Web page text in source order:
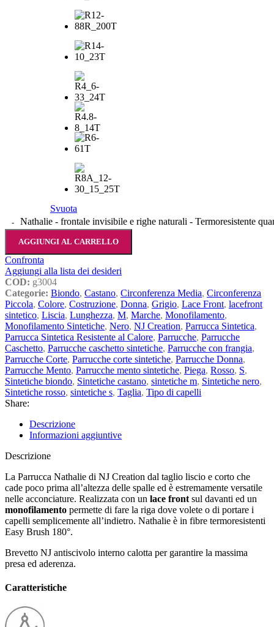
Svuota
Nathalie - frontale invisibile e righe naturali - Termoresistente
AGGIUNGI AL CARRELLO
Confronta
Aggiungi alla lista dei desideri
COD: g3004
Categorie: Biondo, Castano, Circonferenza Media, Circonferenza
Piccola, Colore, Costruzione, Donna, Grigio, Lace Front, lacefront
sintetico, Liscia, Lunghezza, M, Marche, Monofilamento,
Monofilamento Sintetiche, Nero, NJ Creation, Parrucca Sintetica,
Parrucca Sintetica Resistente al Calore, Parrucche, Parrucche
Caschetto, Parrucche caschetto sintetiche, Parrucche con frangia,
Parrucche Corte, Parrucche corte sintetiche, Parrucche Donna,
Parrucche Mento, Parrucche mento sintetiche, Piega, Rosso, S,
Sintetiche biondo, Sintetiche castano, sintetiche m, Sintetiche nero,
Sintetiche rosso, sintetiche s, Taglia, Tipo di capelli
Share:
Descrizione
Informazioni aggiuntive
Descrizione
La Parrucca Nathalie di NJ Creation dal taglio liscio e corto che
cade poco prima all’altezza delle spalle ed è estremamente versatile
nelle acconciature. Realizzata con un lace front sul davanti ed un
monofilamento permette di fare la riga dove volete o di portare i
capelli semplicemente all’indietro. Nathalie è in fibre termoresistenti
Easy Brush 180°.
Brevetto NJ antiscivolo interno calotta per garantire la massima
presa ed aderenza.
Caratteristiche